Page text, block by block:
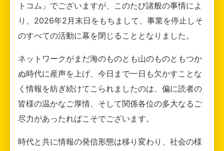
トコム」でございますが、このたび諸般の事情によ
り、2026年2月末日をもちまして、事業を停止しそ
のすべての活動に幕を閉じることとなりました。
ネットワークがまだ海のものとも山のものともつか
ぬ時代に産声を上げ、今日まで一日も欠かすことな
く情報を紡ぎ続けてこられましたのは、偏に読者の
皆様の温かなご厚情、そして関係各位の多大なるご
尽力があったればこそでございます。
時代と共に情報の発信形態は移り変わり、社会の様